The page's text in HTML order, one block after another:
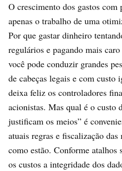
O crescimento dos gastos
apenas o trabalho de uma
Por que gastar dinheiro
regulários e pagando mais
você pode conduzir grandes
de cabeças legais e com custo
deixa feliz os controladores
acionistas. Mas qual é o custo
justificam os meios” é
atuais regras e fiscalização das
como estão. Conforme atalhos
os custos a integridade dos